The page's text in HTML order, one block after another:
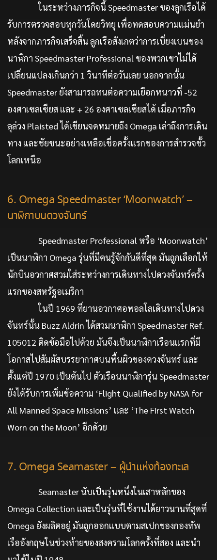
ในระหว่างภารกิจนี้ Speedmaster ของลูกเรือได้
รับการตรวจสอบทุกวันโดยวิทยุ เพื่อทดสอบความแม่นยำ
หลังจากภารกิจเสร็จสิ้น ลูกเรือสังเกตว่าการเบี่ยงเบนของ
นาฬิกา Speedmaster Professional ของพวกเขาไม่ได้
เปลี่ยนแปลงเกินกว่า 1 วินาทีต่อวันเลย นอกจากนั้น
Speedmaster ยังสามารถทนต่อความเยือกหนาวที่ -52
องศาเซลเซียส และ + 26 องศาเซลเซียสได้ เมื่อภารกิจ
ลุล่วง Plaisted ได้เขียนจดหมายถึง Omega เล่าถึงการเดิน
ทาง และชัยชนะอย่างเหลือเชื่อครั้งแรกของการสำรวจขั้ว
โลกเหนือ
6. Omega Speedmaster ‘Moonwatch’ –
นาฬิกาบนดวงจันทร์
Speedmaster Professional หรือ ‘Moonwatch’
เป็นนาฬิกา Omega รุ่นที่มีคนรู้จักกันดีที่สุด มันถูกเลือกให้
นักบินอวกาศสวมใส่ระหว่างการเดินทางไปดวงจันทร์ครั้ง
แรกของสหรัฐอเมริกา
ในปี 1969 ที่ยานอวกาศอพอลโลเดินทางไปดวง
จันทร์นั้น Buzz Aldrin ได้สวมนาฬิกา Speedmaster Ref.
105012 ติดข้อมือไปด้วย มันจึงเป็นนาฬิกาเรือนแรกที่มี
โอกาสไปสัมผัสบรรยากาศบนพื้นผิวของดวงจันทร์ และ
ตั้งแต่ปี 1970 เป็นต้นไป ตัวเรือนนาฬิการุ่น Speedmaster
ยังได้รับการเพิ่มข้อความ ‘Flight Qualified by NASA for
All Manned Space Missions’ และ ‘The First Watch
Worn on the Moon’ อีกด้วย
7. Omega Seamaster – ผู้นำแห่งท้องทะเล
Seamaster นับเป็นรุ่นหนึ่งในเสาหลักของ
Omega Collection และเป็นรุ่นที่ใช้งานได้ยาวนานที่สุดที่
Omega ยังผลิตอยู่ มันถูกออกแบบตามสเปกของกองทัพ
เรืออังกฤษในช่วงท้ายของสงครามโลกครั้งที่สอง และนำ